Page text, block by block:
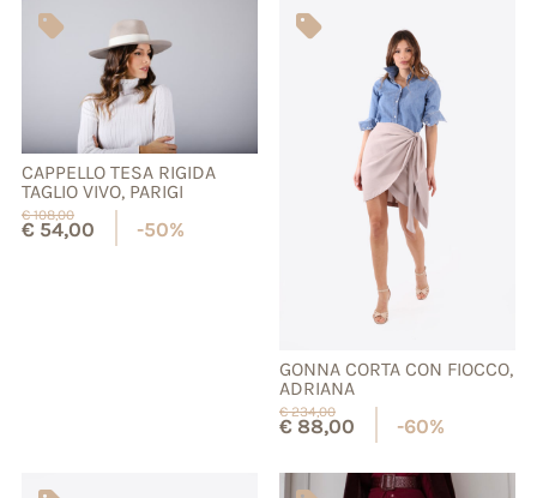
CAPPELLO TESA RIGIDA
TAGLIO VIVO, PARIGI
€108,00
€54,00 -50%
GONNA CORTA CON FIOCCO,
ADRIANA
€234,00
€88,00 -60%